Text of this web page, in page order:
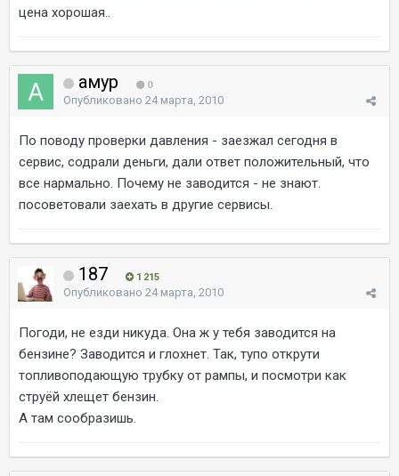
цена хорошая..
амур 0
Опубликовано 24 марта, 2010
По поводу проверки давления - заезжал сегодня в
сервис, содрали деньги, дали ответ положительный, что
все нармально. Почему не заводится - не знают.
посоветовали заехать в другие сервисы.
187 1 215
Опубликовано 24 марта, 2010
Погоди, не езди никуда. Она ж у тебя заводится на
бензине? Заводится и глохнет. Так, тупо открути
топливоподающую трубку от рампы, и посмотри как
струёй хлещет бензин.
А там сообразишь.